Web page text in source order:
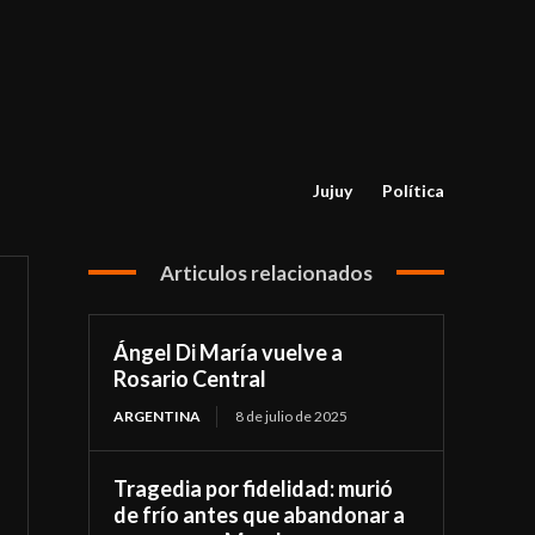
Jujuy Política
Articulos relacionados
Ángel Di María vuelve a
Rosario Central
ARGENTINA 8 de julio de 2025
Tragedia por fidelidad: murió
de frío antes que abandonar a